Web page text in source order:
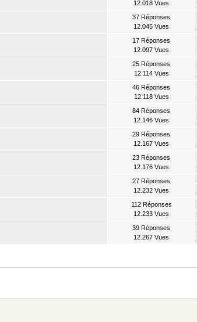
12.018 Vues
37 Réponses
12.045 Vues
17 Réponses
12.097 Vues
25 Réponses
12.114 Vues
46 Réponses
12.118 Vues
84 Réponses
12.146 Vues
29 Réponses
12.167 Vues
23 Réponses
12.176 Vues
27 Réponses
12.232 Vues
112 Réponses
12.233 Vues
39 Réponses
12.267 Vues